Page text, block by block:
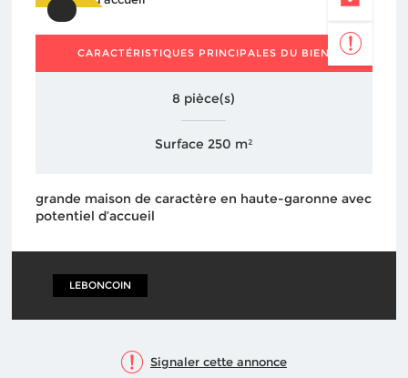
CARACTÉRISTIQUES PRINCIPALES DU BIEN
8 pièce(s)
Surface 250 m²
grande maison de caractère en haute-garonne avec
potentiel d’accueil
LEBONCOIN
Signaler cette annonce